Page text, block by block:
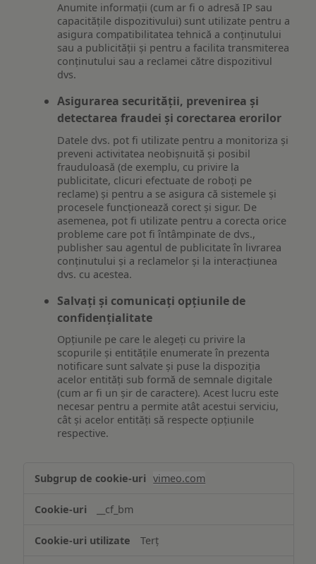
Anumite informații (cum ar fi o adresă IP sau
capacitățile dispozitivului) sunt utilizate pentru a
asigura compatibilitatea tehnică a conținutului
sau a publicității și pentru a facilita transmiterea
conținutului sau a reclamei către dispozitivul
dvs.
Asigurarea securității, prevenirea și
detectarea fraudei și corectarea erorilor
Datele dvs. pot fi utilizate pentru a monitoriza și
preveni activitatea neobișnuită și posibil
frauduloasă (de exemplu, cu privire la
publicitate, clicuri efectuate de roboți pe
reclame) și pentru a se asigura că sistemele și
procesele funcționează corect și sigur. De
asemenea, pot fi utilizate pentru a corecta orice
probleme care pot fi întâmpinate de dvs.,
publisher sau agentul de publicitate în livrarea
conținutului și a reclamelor și la interacțiunea
dvs. cu acestea.
Salvați și comunicați opțiunile de
confidențialitate
Opțiunile pe care le alegeți cu privire la
scopurile și entitățile enumerate în prezenta
notificare sunt salvate și puse la dispoziția
acelor entități sub formă de semnale digitale
(cum ar fi un șir de caractere). Acest lucru este
necesar pentru a permite atât acestui serviciu,
cât și acelor entități să respecte opțiunile
respective.
funcționalităților
ului
vimeo.com
__cf_bm
Terț